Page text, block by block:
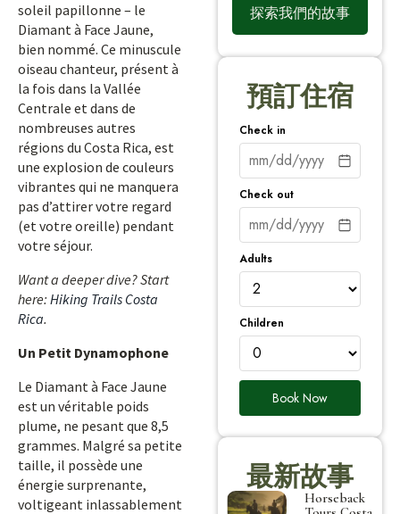
soleil papillonne – le
Diamant à Face Jaune,
bien nommé. Ce minuscule
oiseau chanteur, présent à
la fois dans la Vallée
Centrale et dans de
nombreuses autres
régions du Costa Rica, est
une explosion de couleurs
vibrantes qui ne manquera
pas d’attirer votre regard
(et votre oreille) pendant
votre séjour.
Want a deeper dive? Start
here: Hiking Trails Costa
Rica.
Un Petit Dynamophone
Le Diamant à Face Jaune
est un véritable poids
plume, ne pesant que 8,5
grammes. Malgré sa petite
taille, il possède une
énergie surprenante,
voltigeant inlassablement
探索我們的故事
預訂住宿
Check in
Check out
Adults
Children
Book Now
最新故事
Horseback